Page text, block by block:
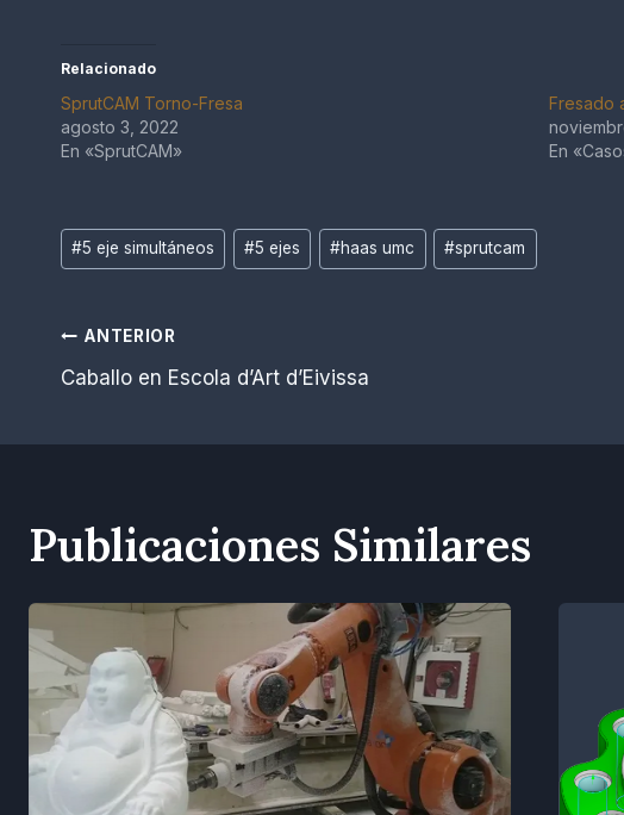
Relacionado
SprutCAM Torno-Fresa
agosto 3, 2022
En «SprutCAM»
Fresado
En
Etiquetas
de
entrada:
#5 eje simultáneos #5 ejes #haas umc #sprutcam
Navegación
entradas
ANTERIOR
Caballo en Escola d’Art d’Eivissa
Publicaciones Similares